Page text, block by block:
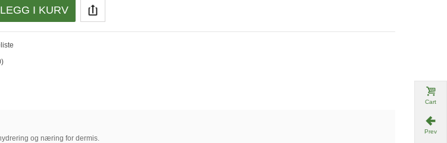
LEGG I KURV
)
og næring for dermis.
Cart
Prev